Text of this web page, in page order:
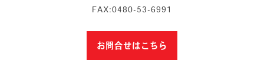
FAX:0480-53-6991
お問合せはこちら